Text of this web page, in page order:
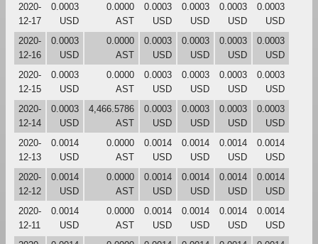
2020-
12-17
0.0003
USD
0.0000
AST
0.0003
USD
0.0003
USD
0.0003
USD
0.0003
USD
2020-
12-16
0.0003
USD
0.0000
AST
0.0003
USD
0.0003
USD
0.0003
USD
0.0003
USD
2020-
12-15
0.0003
USD
0.0000
AST
0.0003
USD
0.0003
USD
0.0003
USD
0.0003
USD
2020-
12-14
0.0003
USD
4,466.5786
AST
0.0003
USD
0.0003
USD
0.0003
USD
0.0003
USD
2020-
12-13
0.0014
USD
0.0000
AST
0.0014
USD
0.0014
USD
0.0014
USD
0.0014
USD
2020-
12-12
0.0014
USD
0.0000
AST
0.0014
USD
0.0014
USD
0.0014
USD
0.0014
USD
2020-
12-11
0.0014
USD
0.0000
AST
0.0014
USD
0.0014
USD
0.0014
USD
0.0014
USD